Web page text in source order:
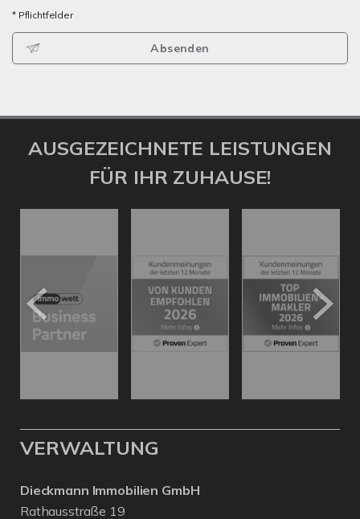
* Pflichtfelder
Absenden
AUSGEZEICHNETE LEISTUNGEN
FÜR IHR ZUHAUSE!
VERWALTUNG
Dieckmann Immobilien GmbH
Rathausstraße 19